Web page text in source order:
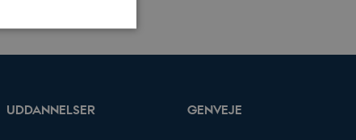
UDDANNELSER GENVEJE